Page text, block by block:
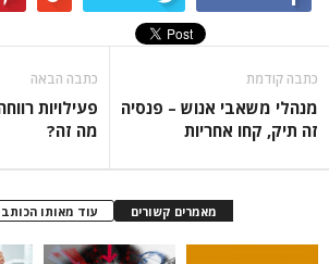
אנוש – פנסיה
אחריות
פעילויות רווחה הוליסטית –
מה זה?
עוד מאותו הכותב